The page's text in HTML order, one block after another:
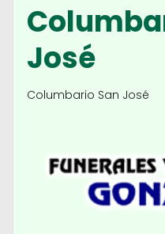
José
Columbario San José